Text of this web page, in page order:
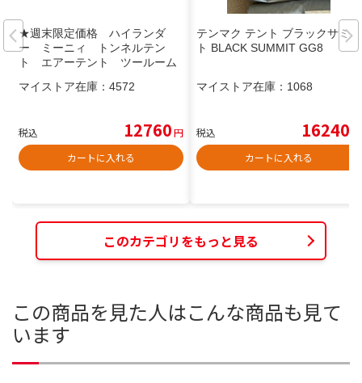
★週末限定価格 ハイランダ
ー ミーニィ トンネルテン
ト エアーテント ツールーム
マイストア在庫： 4572
税込 12760円
カートに入れる
テンマク テント ブラックサミッ
ト BLACK SUMMIT GG8
マイストア在庫： 1068
税込 16240
カートに入れる
このカテゴリをもっと見る
この商品を見た人はこんな商品も見て
います